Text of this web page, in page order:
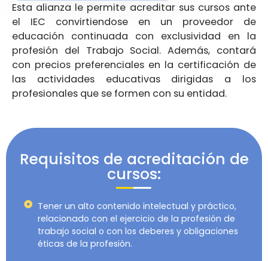
Esta alianza le permite acreditar sus cursos ante
el IEC convirtiendose en un proveedor de
educación continuada con exclusividad en la
profesión del Trabajo Social. Además, contará
con precios preferenciales en la certificación de
las actividades educativas dirigidas a los
profesionales que se formen con su entidad.
Requisitos de acreditación de
cursos:
Tener un alto contenido intelectual y práctico,
relacionado con el ejercicio de la profesión de
trabajo social o con los deberes y obligaciones
éticas de la profesión.